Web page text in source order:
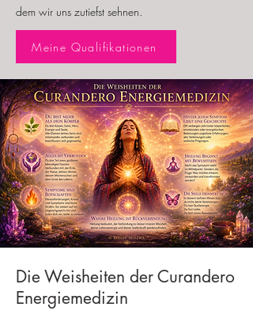
dem wir uns zutiefst sehnen.
Meine Qualifikationen
Die Weisheiten der Curandero
Energiemedizin